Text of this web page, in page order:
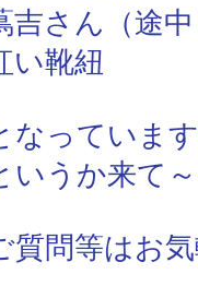
吉さん（途
い靴紐
なっていま
いうか来て
質問等はお